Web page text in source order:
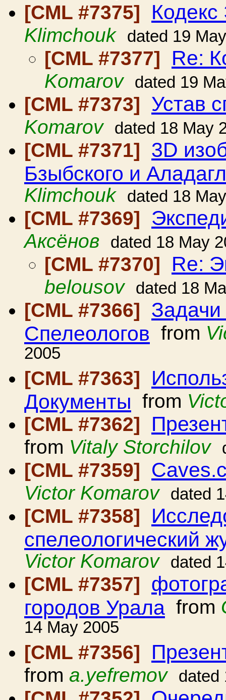
[CML #7375] Кодекс
Klimchouk dated 19
[CML #7377] Re:
Komarov dated 19
[CML #7373] Устав
Komarov dated 18 May
[CML #7371] 3D
Бзыбского и
Klimchouk
dated 18
[CML #7369]
Аксёнов dated 18 May
[CML #7370] Re:
belousov dated 18
[CML #7366]
Спелеологов from
2005
[CML #7363]
Документы from
[CML #7362]
from Vitaly Storchilov
[CML #7359]
Victor Komarov dated
[CML #7358]
спелеологический
Victor Komarov
dated
[CML #7357]
городов Урала from
14 May 2005
[CML #7356]
from a.yefremov dated